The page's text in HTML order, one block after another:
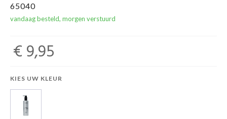
65040
vandaag besteld, morgen verstuurd
€ 9,95
KIES UW KLEUR